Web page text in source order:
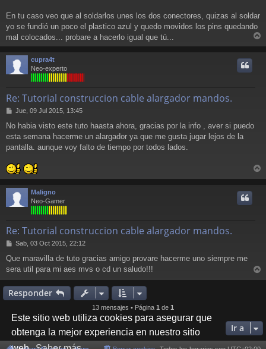
Este sitio web utiliza cookies para asegurar que
obtenga la mejor experiencia en nuestro sitio
En tu caso veo que al soldarlos unes los dos conectores, quizas al soldar
yo se fundió un poco el plastico azul y quedo movidos los pins quedando
mal colocados... probare a hacerlo igual que tú...
r
cupra4t
Neo-experto
Re: Tutorial construccion cable alargador mandos.
M
n
s
a
e
Jue, 09 Jul 2015, 13:45
No habia visto este tuto haasta ahora, gracias por la info , aver si puedo
esta semana hacerme un alargador ya que me gusta jugar lejos de la
pantalla. aunque voy falto de tiempo por todos lados.
r
Maligno
Neo-Gamer
Re: Tutorial construccion cable alargador mandos.
M
n
s
a
j
e
Sab, 03 Oct 2015, 22:12
Que maravilla de tuto gracias amigo provare hacerme uno siempre me
sera util para mi aes mvs o cd un saludo!!!
r
Responder
13 mensajes • Página 1 de 1
Ir a